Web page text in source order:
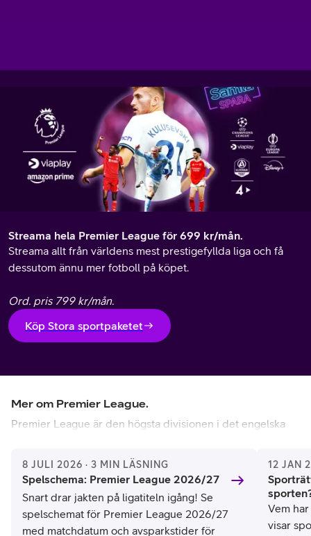
Streama hela Premier League för 699 kr/mån.
Streama allt från världens mest prestigefyllda liga och få
dessutom ännu mer fotboll på köpet.
Ord. pris 799 kr/mån.
Köp Stora sportpaketet
Mer om Premier League.
Premier League är den högsta divisionen i det engelska
fotbollsligor. Därtill anses ligan ofta vara den mest
konkurrenskraftiga i Europa med framgångsrika klubbar
som regelbundet utmanar om titeln – däribland
Manchester City, Liverpool, Arsenal, Chelsea och
Manchester United.
8 JULI 2026 · 3 MIN LÄSNING
Spelschema: Premier League 2026/27
Snart drar jakten på ligatiteln igång! Se
spelschemat för Premier League 2026/27
med matchdatum och avsparkstider för
12 JAN
Vem
visar